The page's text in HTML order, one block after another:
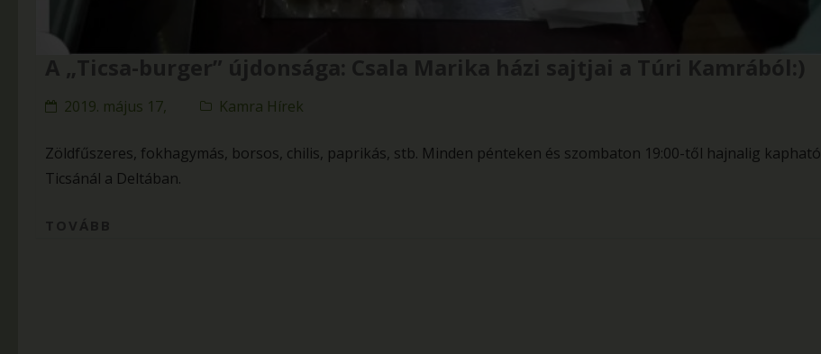
2019. május 17, Kamra Hírek
Zöldfűszeres, fokhagymás, borsos, chilis, paprikás, stb. Minden pénteken és szombaton 19:00-től hajnalig kapható
Ticsánál a Deltában.